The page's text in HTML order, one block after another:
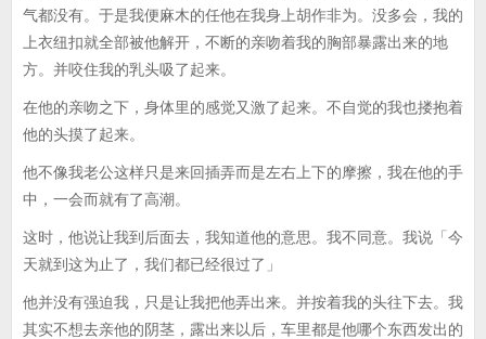
气都没有。于是我便麻木的任他在我身上胡作非为。没多会，我的
上衣纽扣就全部被他解开，不断的亲吻着我的胸部暴露出来的地
方。并咬住我的乳头吸了起来。
在他的亲吻之下，身体里的感觉又激了起来。不自觉的我也搂抱着
他的头摸了起来。
他不像我老公这样只是来回插弄而是左右上下的摩擦，我在他的手
中，一会而就有了高潮。
这时，他说让我到后面去，我知道他的意思。我不同意。我说「今
天就到这为止了，我们都已经很过了」
他并没有强迫我，只是让我把他弄出来。并按着我的头往下去。我
其实不想去亲他的阴茎，露出来以后，车里都是他哪个东西发出的